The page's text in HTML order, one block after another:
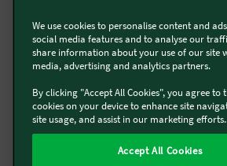
Formulario de contacto
Vorwerk cerca de
Encuéntranos
We use cookies to personalise content and
social media features and to analyse our
share information about your use of our site
media, advertising and analytics partners.
By clicking "Accept All Cookies", you agree to
cookies on your device to enhance site
site usage, and assist in our marketing
Accept All Cookies